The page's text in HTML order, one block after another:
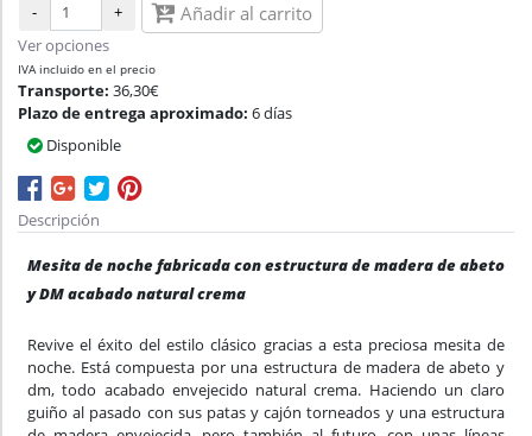
- + Añadir al carrito
Ver opciones
IVA incluido en el precio
Transporte: 36,30€
Plazo de entrega aproximado: 6 días
Disponible
Descripción
Mesita de noche fabricada con estructura de madera de abeto
y DM acabado natural crema
Revive el éxito del estilo clásico gracias a esta preciosa mesita de
noche. Está compuesta por una estructura de madera de abeto y
dm, todo acabado envejecido natural crema. Haciendo un claro
guiño al pasado con sus patas y cajón torneados y una estructura